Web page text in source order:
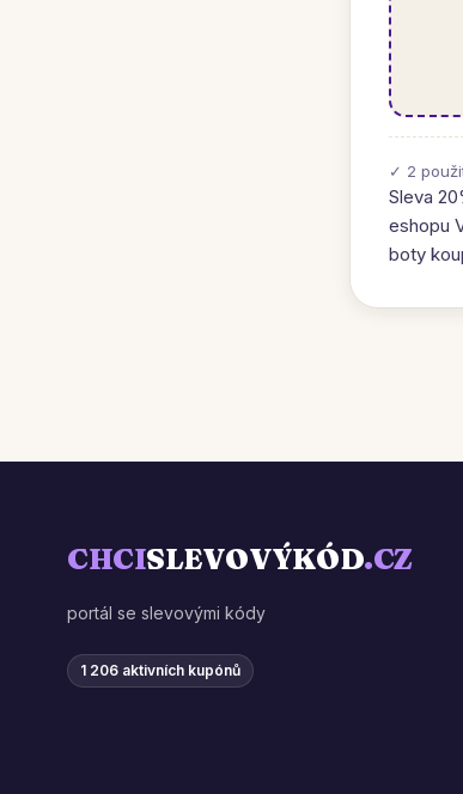
✓ 2
Sleva
eshopu
boty
CHCISLEVOVÝKÓD.CZ
portál se slevovými kódy
1 206 aktivních kupónů